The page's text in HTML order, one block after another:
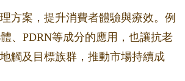
方案，提升消費者體驗與療效。例
、PDRN等成分的應用，也讓抗老
觸及目標族群，推動市場持續成